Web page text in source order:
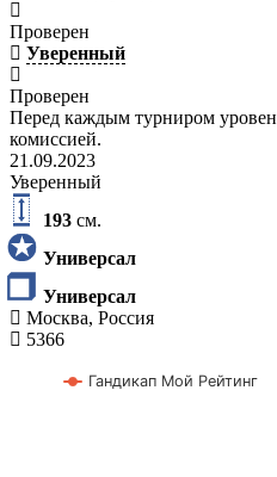
Проверен
Уверенный
Проверен
Перед каждым турниром
комиссией.
21.09.2023
Уверенный
193 см.
Универсал
Универсал
Москва, Россия
5366
Гандикап Мой Рейтинг